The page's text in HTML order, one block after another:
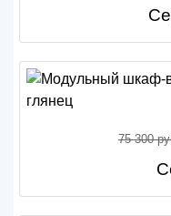
75 300